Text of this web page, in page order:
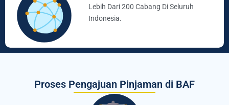
Lebih Dari 200 Cabang Di Seluruh
Indonesia.
Proses Pengajuan Pinjaman di BAF